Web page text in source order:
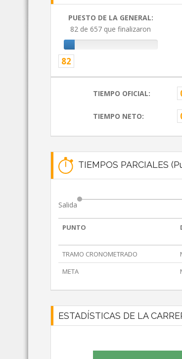
PUESTO DE LA GENERAL:
82 de 657 que finalizaron
82
TIEMPO OFICIAL:
TIEMPO NETO:
TIEMPOS PARCIALES
Salida
PUNTO
TRAMO CRONOMETRADO
META
ESTADÍSTICAS DE LA